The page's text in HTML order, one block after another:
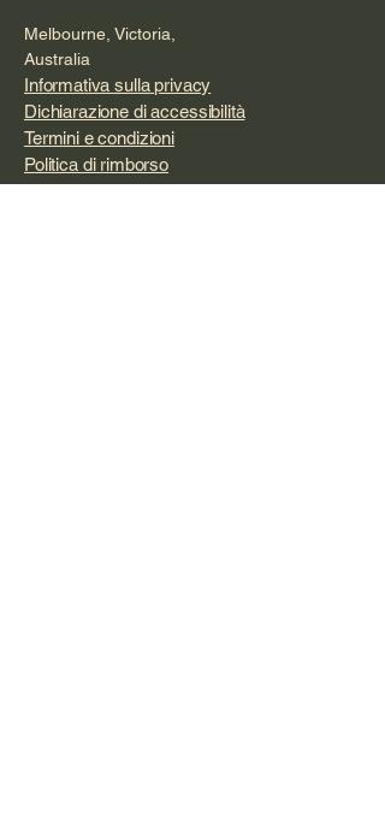
Melbourne, Victoria,
Australia
Informativa sulla privacy
Dichiarazione di accessibilità
Termini e condizioni
Politica di rimborso